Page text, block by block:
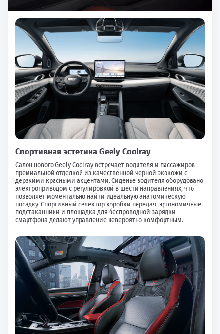
Спортивная эстетика Geely Coolray
Салон нового Geely Coolray встречает водителя и пассажиров
премиальной отделкой из качественной черной экокожи с
дерзкими красными акцентами. Сиденье водителя оборудовано
электроприводом с регулировкой в шести направлениях, что
позволяет моментально найти идеальную анатомическую
посадку. Спортивный селектор коробки передач, эргономичные
подстаканники и площадка для беспроводной зарядки
смартфона делают управление невероятно комфортным.